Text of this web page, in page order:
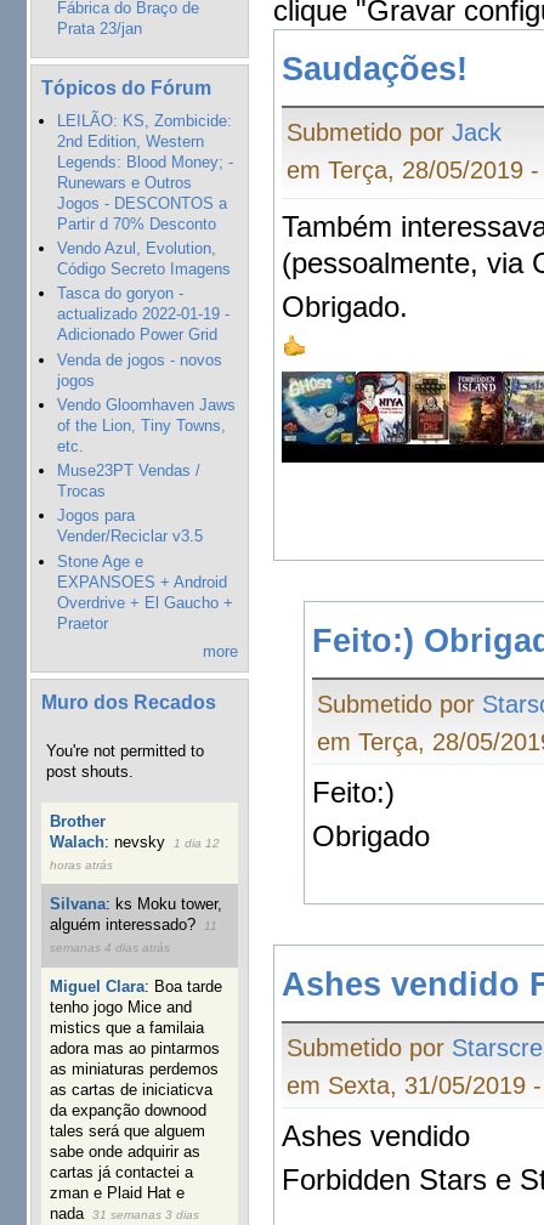
Fábrica do Braço de
Prata 23/jan
Tópicos do Fórum
LEILÃO: KS, Zombicide:
2nd Edition, Western
Legends: Blood Money; -
Runewars e Outros
Jogos - DESCONTOS a
Partir d 70% Desconto
Vendo Azul, Evolution,
Código Secreto Imagens
Tasca do goryon -
actualizado 2022-01-19 -
Adicionado Power Grid
Venda de jogos - novos
jogos
Vendo Gloomhaven Jaws
of the Lion, Tiny Towns,
etc.
Muse23PT Vendas /
Trocas
Jogos para
Vender/Reciclar v3.5
Stone Age e
EXPANSOES + Android
Overdrive + El Gaucho +
Praetor
more
Muro dos Recados
You're not permitted to
post shouts.
Brother
Walach:nevsky
1 dia 12
horas atrás
Silvana: ks Moku tower,
alguém interessado?
11
semanas 4 dias atrás
Miguel Clara: Boa tarde
tenho jogo Mice and
mistics que a familaia
adora mas ao pintarmos
as miniaturas perdemos
as cartas de iniciaticva
da expanção downood
tales será que alguem
sabe onde adquirir as
cartas já contactei a
zman e Plaid Hat e
nada
31 semanas 3 dias
clique "Gravar
Saudações!
Submetido porJack
em Terça, 28/05/2019
Também
(pessoalmente, via
Obrigado.
Feito:)
Submetido por
em Terça, 28/05/
Feito:)
Obrigado
Ashes vendido
Submetido por
em Sexta, 31/05/2019
Ashes vendido
Forbidden Stars e